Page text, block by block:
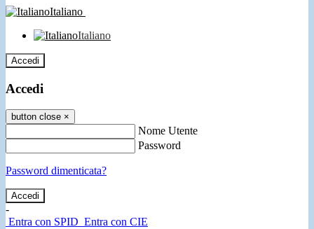
Italiano
Italiano
Accedi
Accedi
button close ×
Nome Utente
Password
Password dimenticata?
-
Entra con SPID Entra con CIE